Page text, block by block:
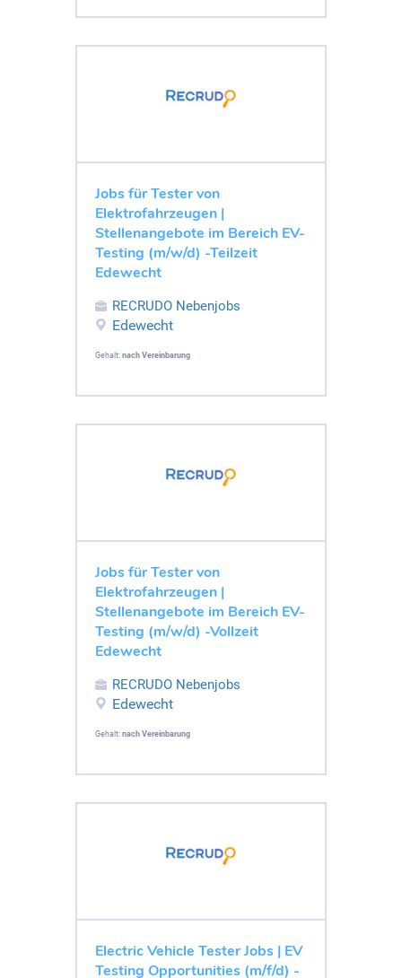
Jobs für Tester von
Elektrofahrzeugen |
Stellenangebote im Bereich EV-
Testing (m/w/d) -Teilzeit
Edewecht
RECRUDO Nebenjobs
Edewecht
Gehalt: nach Vereinbarung
Jobs für Tester von
Elektrofahrzeugen |
Stellenangebote im Bereich EV-
Testing (m/w/d) -Vollzeit
Edewecht
RECRUDO Nebenjobs
Edewecht
Gehalt: nach Vereinbarung
Electric Vehicle Tester Jobs | EV
Testing Opportunities (m/f/d) -